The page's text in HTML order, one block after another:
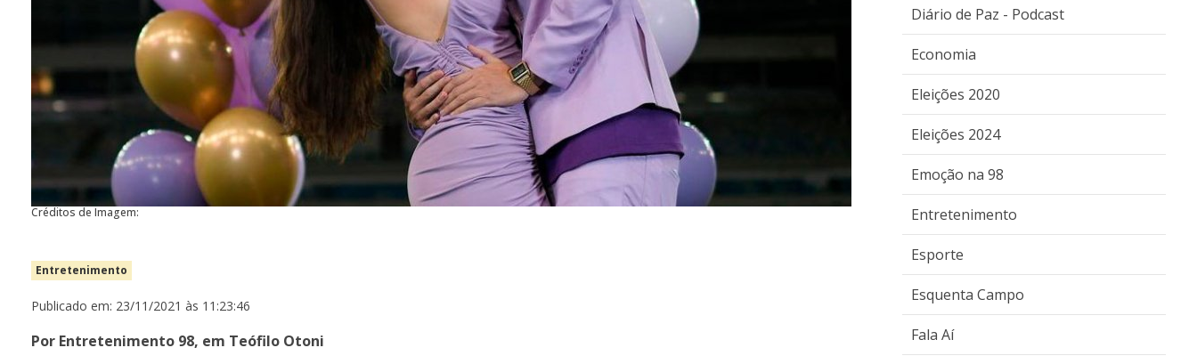
Créditos de Imagem:
Entretenimento
Publicado em: 23/11/2021 às 11:23:46
Por Entretenimento 98, em Teófilo Otoni
Diário de Paz - Podcast
Economia
Eleições 2020
Eleições 2024
Emoção na 98
Entretenimento
Esporte
Esquenta Campo
Fala Aí